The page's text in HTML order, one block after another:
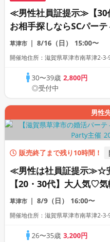
≪男性社員証提示≫【30
お相手探しならSCパー
素敵な出会い！同世代で
草津市 8/16（日） 15:00〜
開催地住所：滋賀県草津市南草津2-
30〜39歳2,800円
◎受付中
男性
販売終了まで残り10時間！
≪男性は社員証提示≫☆
【20・30代】大人気♡
ーティー♪初心者歓迎
草津市 8/9（日） 16:00〜
開催地住所：滋賀県草津市南草津2-
26〜35歳3,200円